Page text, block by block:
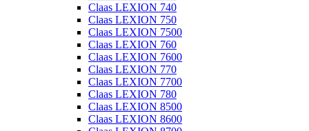
Claas LEXION 740
Claas LEXION 750
Claas LEXION 7500
Claas LEXION 760
Claas LEXION 7600
Claas LEXION 770
Claas LEXION 7700
Claas LEXION 780
Claas LEXION 8500
Claas LEXION 8600